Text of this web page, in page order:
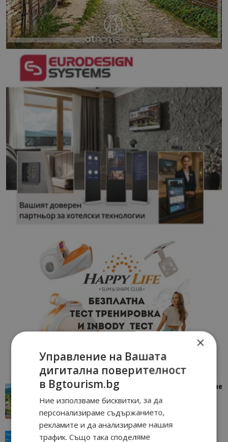
“Пощенска картичка от…”: Петрич – Изживяване
отвъд очакваното
11/07/2026 11:22
“Пощенска картичка от…”: Пловдив, градът на
×
Управление на Вашата
дигитална поверителност
в Bgtourism.bg
Ние използваме бисквитки, за да
персонализираме съдържанието,
рекламите и да анализираме нашия
трафик. Също така споделяме